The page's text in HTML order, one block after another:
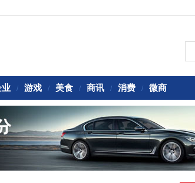
业 / 游戏 / 美食 / 商讯 / 消费 / 微商